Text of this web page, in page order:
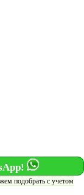
подобрать с учетом